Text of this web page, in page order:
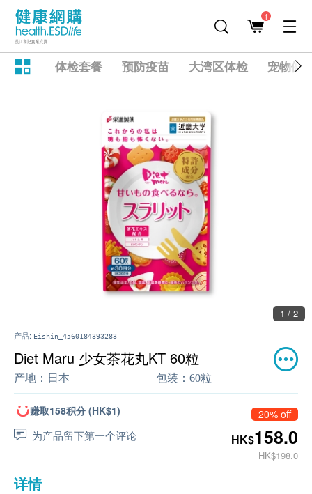
1
体检套餐 预防疫苗 大湾区体检 宠物健
1 / 2
产品: Eishin_4560184393283
Diet Maru 少女茶花丸KT 60粒
产地： 日本 包装： 60粒
赚取158积分 (HK$1)
为产品留下第一个评论
20% off
HK$158.0
HK$198.0
详情